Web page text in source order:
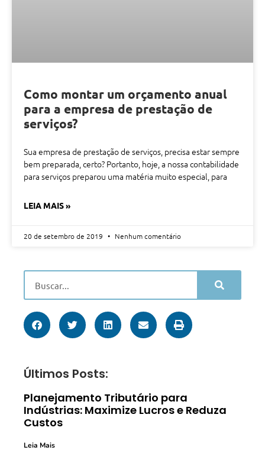
Como montar um orçamento anual
para a empresa de prestação de
serviços?
Sua empresa de prestação de serviços, precisa estar sempre
bem preparada, certo? Portanto, hoje, a nossa contabilidade
para serviços preparou uma matéria muito especial, para
LEIA MAIS »
20 de setembro de 2019 Nenhum comentário
Últimos Posts:
Planejamento Tributário para
Indústrias: Maximize Lucros e Reduza
Custos
Leia Mais